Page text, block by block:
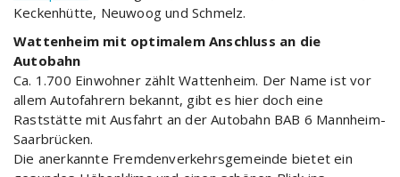
Keckenhütte, Neuwoog und Schmelz.
Wattenheim mit optimalem Anschluss an die
Autobahn
Ca. 1.700 Einwohner zählt Wattenheim. Der Name ist vor
allem Autofahrern bekannt, gibt es hier doch eine
Raststätte mit Ausfahrt an der Autobahn BAB 6 Mannheim-
Saarbrücken.
Die anerkannte Fremdenverkehrsgemeinde bietet ein